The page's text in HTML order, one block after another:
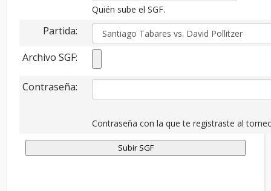
Quién sube el SGF.
Partida:
Archivo SGF:
Contraseña:
Contraseña con la que te registraste al